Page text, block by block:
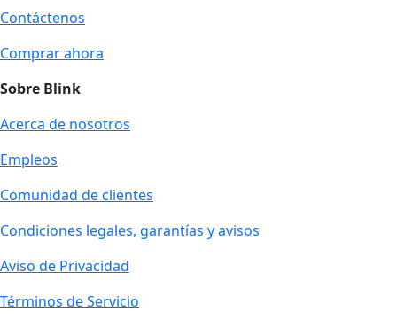
Contáctenos
Comprar ahora
Sobre Blink
Acerca de nosotros
Empleos
Comunidad de clientes
Condiciones legales, garantías y avisos
Aviso de Privacidad
Términos de Servicio